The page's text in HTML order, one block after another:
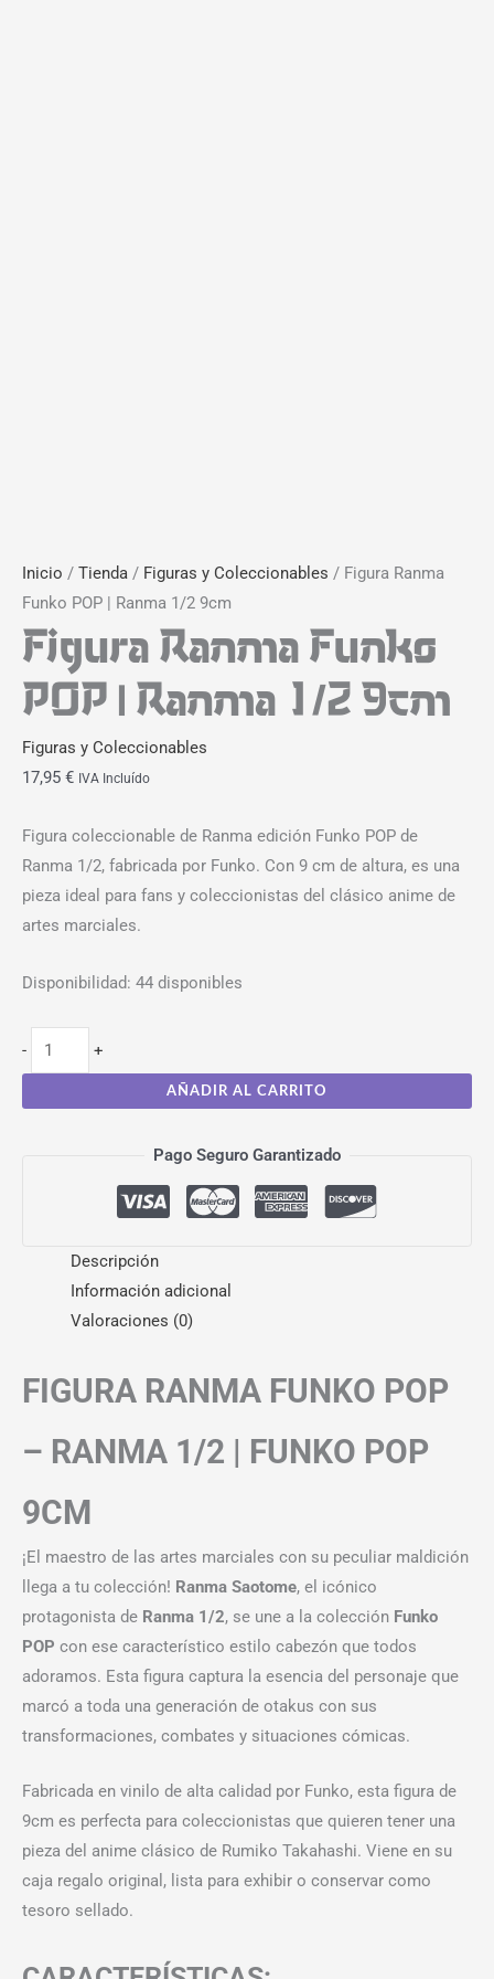
Inicio / Tienda / Figuras y Coleccionables / Figura Ranma
Funko POP | Ranma 1/2 9cm
Figura Ranma Funko
POP | Ranma 1/2 9cm
Figuras y Coleccionables
17,95 € IVA Incluído
Figura coleccionable de Ranma edición Funko POP de
Ranma 1/2, fabricada por Funko. Con 9 cm de altura, es una
pieza ideal para fans y coleccionistas del clásico anime de
artes marciales.
Disponibilidad: 44 disponibles
- +
AÑADIR AL CARRITO
Pago Seguro Garantizado
Descripción
Información adicional
Valoraciones (0)
FIGURA RANMA FUNKO POP
– RANMA 1/2 | FUNKO POP
9CM
¡El maestro de las artes marciales con su peculiar maldición
llega a tu colección! Ranma Saotome, el icónico
protagonista de Ranma 1/2, se une a la colección Funko
POP con ese característico estilo cabezón que todos
adoramos. Esta figura captura la esencia del personaje que
marcó a toda una generación de otakus con sus
transformaciones, combates y situaciones cómicas.
Fabricada en vinilo de alta calidad por Funko, esta figura de
9cm es perfecta para coleccionistas que quieren tener una
pieza del anime clásico de Rumiko Takahashi. Viene en su
caja regalo original, lista para exhibir o conservar como
tesoro sellado.